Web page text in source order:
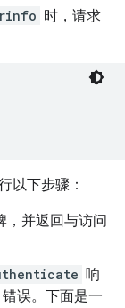
时，请求
以下步骤：
，并返回与访问
响
误。下面是一